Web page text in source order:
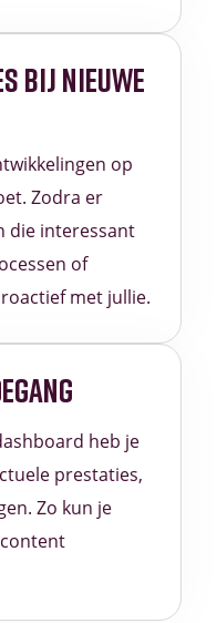
BIJ NIEUWE
op
Zodra er
die interessant
of
met jullie.
heb je
prestaties,
Zo kun je